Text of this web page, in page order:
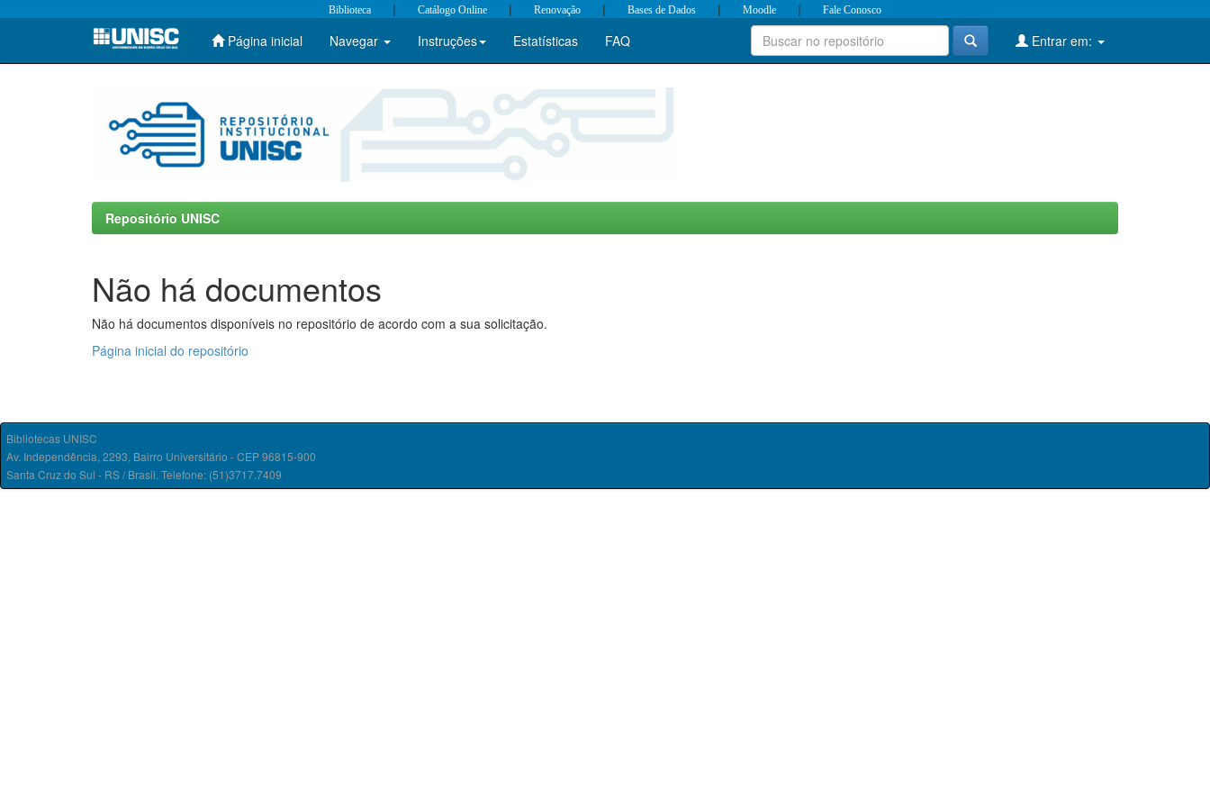
Skip
Biblioteca | Catálogo Online | Renovação | Bases de Dados | Moodle | Fale Conosco
Página inicial Navegar Instruções Estatísticas FAQ Entrar em:
Repositório UNISC
Não há documentos
Não há documentos disponíveis no repositório de acordo com a sua solicitação.
Página inicial do repositório
Bibliotecas UNISC
Av. Independência, 2293, Bairro Universitário - CEP 96815-900
Santa Cruz do Sul - RS / Brasil. Telefone: (51)3717.7409